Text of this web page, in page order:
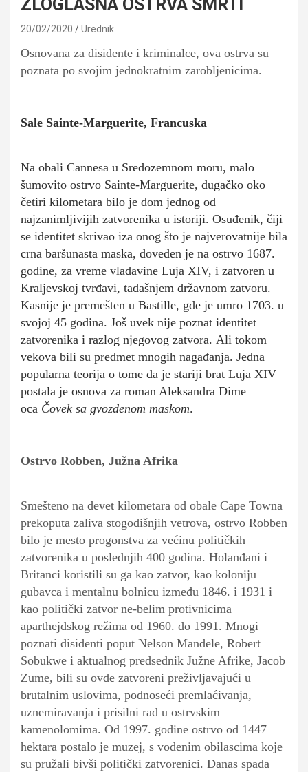
ZLOGLASNA OSTRVA SMRTI
20/02/2020 Urednik
Osnovana za disidente i kriminalce, ova ostrva su
poznata po svojim jednokratnim zarobljenicima.
Sale Sainte-Marguerite, Francuska
Na obali Cannesa u Sredozemnom moru, malo
šumovito ostrvo Sainte-Marguerite, dugačko oko
četiri kilometara bilo je dom jednog od
najzanimljivijih zatvorenika u istoriji. Osuđenik, čiji
se identitet skrivao iza onog što je najverovatnije bila
crna baršunasta maska, doveden je na ostrvo 1687.
godine, za vreme vladavine Luja XIV, i zatvoren u
Kraljevskoj tvrđavi, tadašnjem državnom zatvoru.
Kasnije je premešten u Bastille, gde je umro 1703. u
svojoj 45 godina. Još uvek nije poznat identitet
zatvorenika i razlog njegovog zatvora. Ali tokom
vekova bili su predmet mnogih nagađanja. Jedna
popularna teorija o tome da je stariji brat Luja XIV
postala je osnova za roman Aleksandra Dime
oca Čovek sa gvozdenom maskom.
Ostrvo Robben, Južna Afrika
Smešteno na devet kilometara od obale Cape Towna
prekoputa zaliva stogodišnjih vetrova, ostrvo Robben
bilo je mesto progonstva za većinu političkih
zatvorenika u poslednjih 400 godina. Holanđani i
Britanci koristili su ga kao zatvor, kao koloniju
gubavca i mentalnu bolnicu između 1846. i 1931 i
kao politički zatvor ne-belim protivnicima
aparthejdskog režima od 1960. do 1991. Mnogi
poznati disidenti poput Nelson Mandele, Robert
Sobukwe i aktualnog predsednik Južne Afrike, Jacob
Zume, bili su ovde zatvoreni preživljavajući u
brutalnim uslovima, podnoseći premlaćivanja,
uznemiravanja i prisilni rad u ostrvskim
kamenolomima. Od 1997. godine ostrvo od 1447
hektara postalo je muzej, s vodenim obilascima koje
su pružali bivši politički zatvorenici. Danas spada